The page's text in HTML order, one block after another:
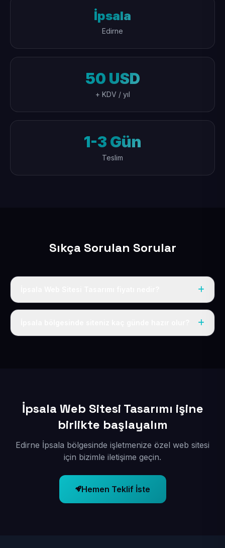
İpsala
Edirne
50 USD
+ KDV / yıl
1-3 Gün
Teslim
Sıkça Sorulan Sorular
Tek fiyat uygulanır: yıllık 50 USD + KDV. Bu bedele alan
İpsala Web Sitesi Tasarımı işine
birlikte başlayalım
Edirne İpsala bölgesinde işletmenize özel web sitesi
için bizimle iletişime geçin.
Hemen Teklif İste